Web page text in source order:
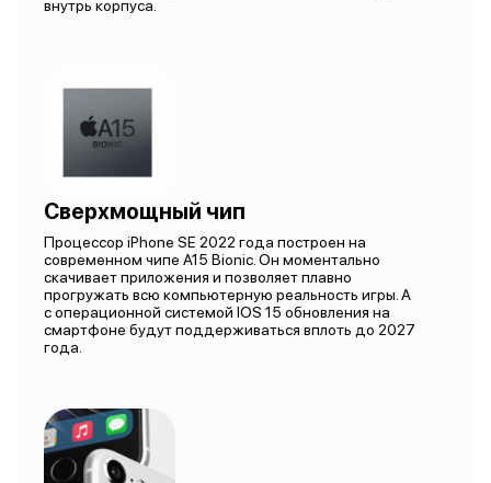
внутрь корпуса.
Сверхмощный чип
Процессор iPhone SE 2022 года построен на
современном чипе A15 Bionic. Он моментально
скачивает приложения и позволяет плавно
прогружать всю компьютерную реальность игры. А
с операционной системой IOS 15 обновления на
смартфоне будут поддерживаться вплоть до 2027
года.